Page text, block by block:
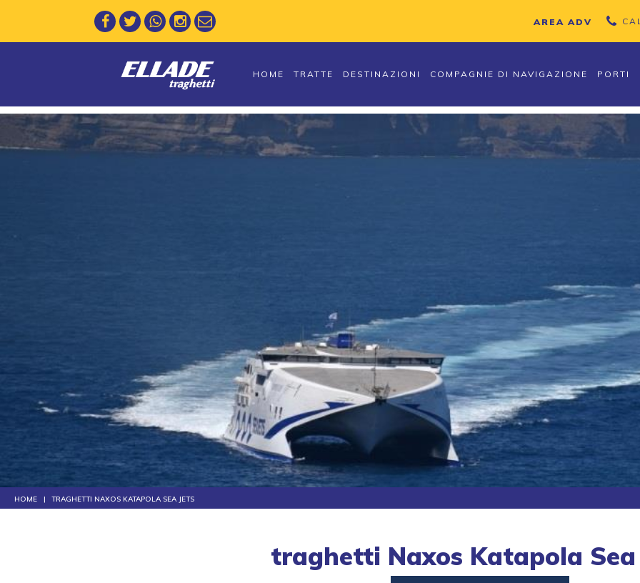
AREA ADV
HOME TRATTE DESTINAZIONI COMPAGNIE DI NAVIGAZIONE PORTI
HOME TRAGHETTI NAXOS KATAPOLA SEA JETS
traghetti Naxos Katapola Sea